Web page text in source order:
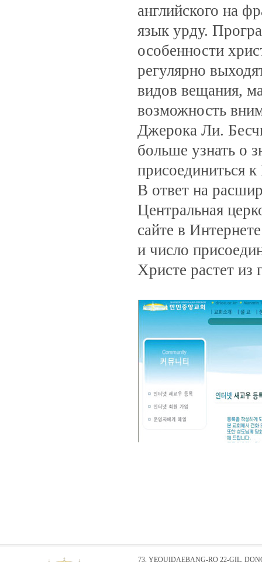
английского на
язык урду.
особенности
регулярно
видов вещания,
возможность
Джерока Ли.
больше узнать о
присоединиться
В ответ на
Центральная
сайте в
и число
Христе растет из
73, YEOUIDAEBANG-RO 22-GIL,